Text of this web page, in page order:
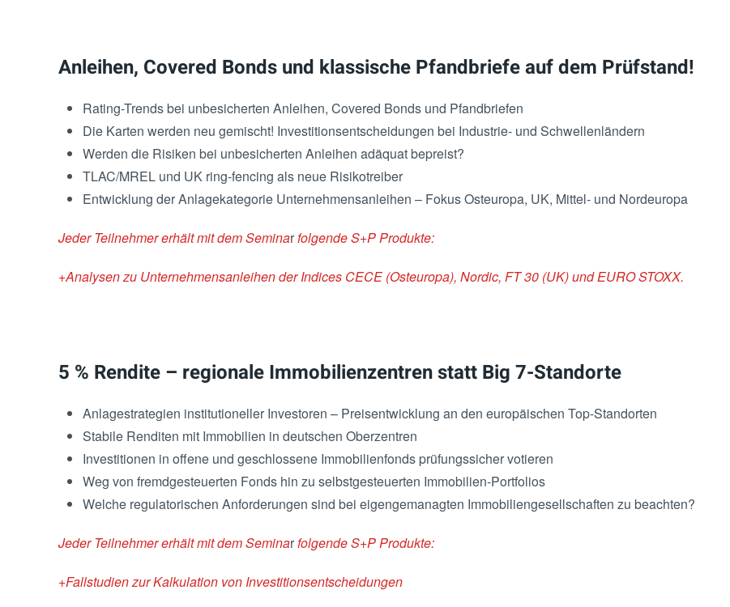
Anleihen, Covered Bonds und klassische Pfandbriefe auf dem Prüfstand!
Rating-Trends bei unbesicherten Anleihen, Covered Bonds und Pfandbriefen
Die Karten werden neu gemischt! Investitionsentscheidungen bei Industrie- und Schwellenländern
Werden die Risiken bei unbesicherten Anleihen adäquat bepreist?
TLAC/MREL und UK ring-fencing als neue Risikotreiber
Entwicklung der Anlagekategorie Unternehmensanleihen – Fokus Osteuropa, UK, Mittel- und Nordeuropa
Jeder Teilnehmer erhält mit dem Seminarfolgende S+P Produkte:
+Analysen zu Unternehmensanleihen der Indices CECE (Osteuropa), Nordic, FT 30 (UK) und EURO STOXX.
5 % Rendite – regionale Immobilienzentren statt Big 7-Standorte
Anlagestrategien institutioneller Investoren – Preisentwicklung an den europäischen Top-Standorten
Stabile Renditen mit Immobilien in deutschen Oberzentren
Investitionen in offene und geschlossene Immobilienfonds prüfungssicher votieren
Weg von fremdgesteuerten Fonds hin zu selbstgesteuerten Immobilien-Portfolios
Welche regulatorischen Anforderungen sind bei eigengemanagten Immobiliengesellschaften zu beachten?
Jeder Teilnehmer erhält mit dem Seminarfolgende S+P Produkte:
+Fallstudien zur Kalkulation von Investitionsentscheidungen